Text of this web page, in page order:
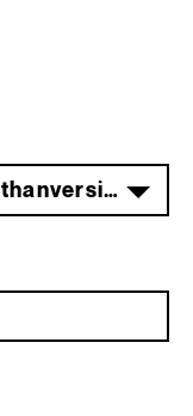
DesignCoat PU 40 Polyurethanversiegelung Komp. A 5 kg PG 1